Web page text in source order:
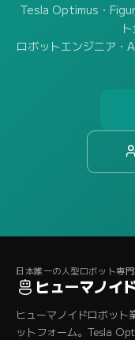
Tesla Optimus・
ロボットエンジニア・
日本唯一の人型ロボット専
ヒューマノイ
ヒューマノイドロボット
ットフォーム。Tesla